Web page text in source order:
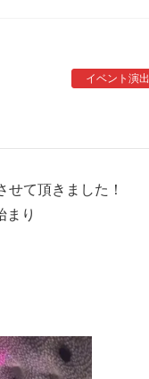
イベント演出
て頂きました！
まり